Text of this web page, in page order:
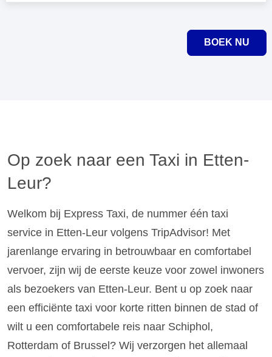
BOEK NU
Op zoek naar een Taxi in Etten-
Leur?
Welkom bij Express Taxi, de nummer één taxi
service in Etten-Leur volgens TripAdvisor! Met
jarenlange ervaring in betrouwbaar en comfortabel
vervoer, zijn wij de eerste keuze voor zowel inwoners
als bezoekers van Etten-Leur. Bent u op zoek naar
een efficiënte taxi voor korte ritten binnen de stad of
wilt u een comfortabele reis naar Schiphol,
Rotterdam of Brussel? Wij verzorgen het allemaal